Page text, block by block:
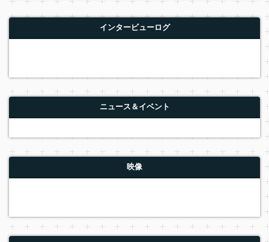
インタービューログ
ニュース＆イベント
映像